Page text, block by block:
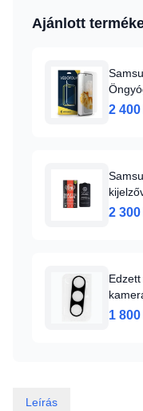
Ajánlott
2
2
S23
1
Leírás